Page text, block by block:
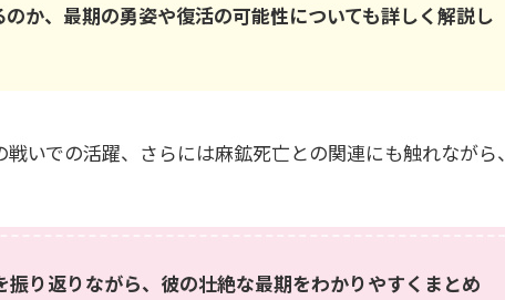
か、最期の勇姿や復活の可能性についても詳しく解説し
いでの活躍、さらには麻鉱死亡との関連にも触れながら、
り返りながら、彼の壮絶な最期をわかりやすくまとめ